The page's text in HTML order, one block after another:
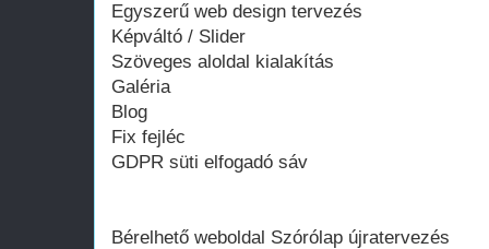
Egyszerű web design tervezés
Képváltó / Slider
Szöveges aloldal kialakítás
Galéria
Blog
Fix fejléc
GDPR süti elfogadó sáv
Bérelhető weboldal Szórólap újratervezés